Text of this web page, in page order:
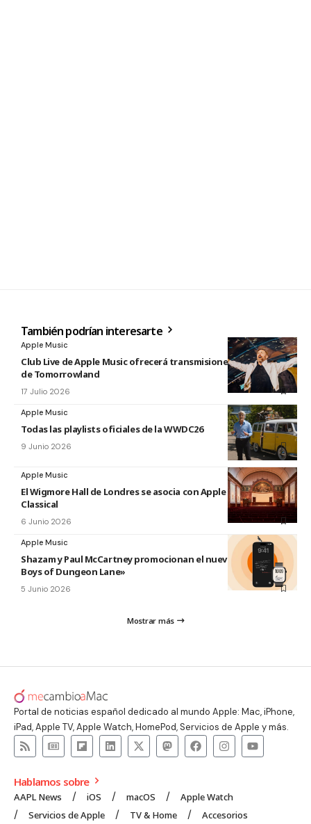
También podrían interesarte
Apple Music
Club Live de Apple Music ofrecerá transmisiones en directo
de Tomorrowland
17 Julio 2026
Apple Music
Todas las playlists oficiales de la WWDC26
9 Junio 2026
Apple Music
El Wigmore Hall de Londres se asocia con Apple Music
Classical
6 Junio 2026
Apple Music
Shazam y Paul McCartney promocionan el nuevo disco «The
Boys of Dungeon Lane»
5 Junio 2026
Mostrar más
Portal de noticias español dedicado al mundo Apple: Mac, iPhone,
iPad, Apple TV, Apple Watch, HomePod, Servicios de Apple y más.
Hablamos sobre
AAPL News iOS macOS
Apple Watch
Servicios de Apple
TV & Home Accesorios